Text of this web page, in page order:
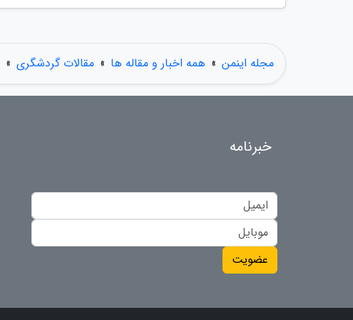
مجله اینمن » همه اخبار و مقاله ها » مقالات گردشگری »
خبرنامه
عضویت